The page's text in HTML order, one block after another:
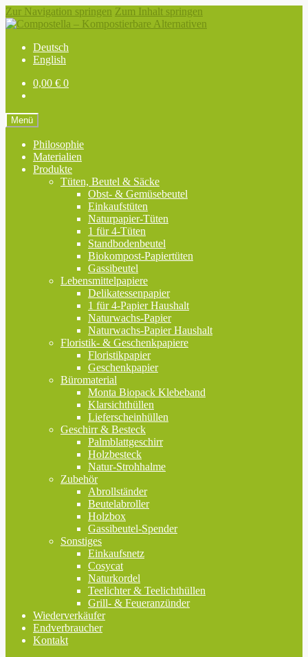
Zur Navigation springen Zum Inhalt springen
Deutsch
English
0,00 € 0
Menü
Philosophie
Materialien
Produkte
Tüten, Beutel & Säcke
Obst- & Gemüsebeutel
Einkaufstüten
Naturpapier-Tüten
1 für 4-Tüten
Standbodenbeutel
Biokompost-Papiertüten
Gassibeutel
Lebensmittelpapiere
Delikatessenpapier
1 für 4-Papier Haushalt
Naturwachs-Papier
Naturwachs-Papier Haushalt
Floristik- & Geschenkpapiere
Floristikpapier
Geschenkpapier
Büromaterial
Monta Biopack Klebeband
Klarsichthüllen
Lieferscheinhüllen
Geschirr & Besteck
Palmblattgeschirr
Holzbesteck
Natur-Strohhalme
Zubehör
Abrollständer
Beutelabroller
Holzbox
Gassibeutel-Spender
Sonstiges
Einkaufsnetz
Cosycat
Naturkordel
Teelichter & Teelichthüllen
Grill- & Feueranzünder
Wiederverkäufer
Endverbraucher
Kontakt